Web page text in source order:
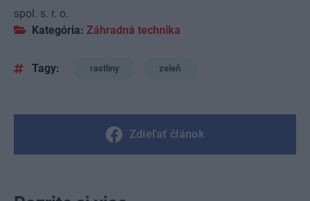
spol. s. r. o.
Kategória: Záhradná technika
Tagy: rastliny zeleň
Zdieľať článok